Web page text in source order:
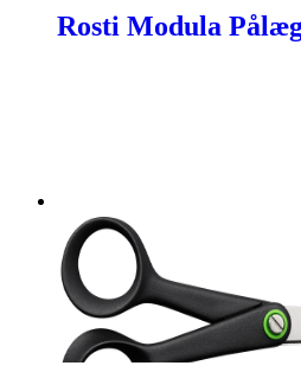
Rosti Modula